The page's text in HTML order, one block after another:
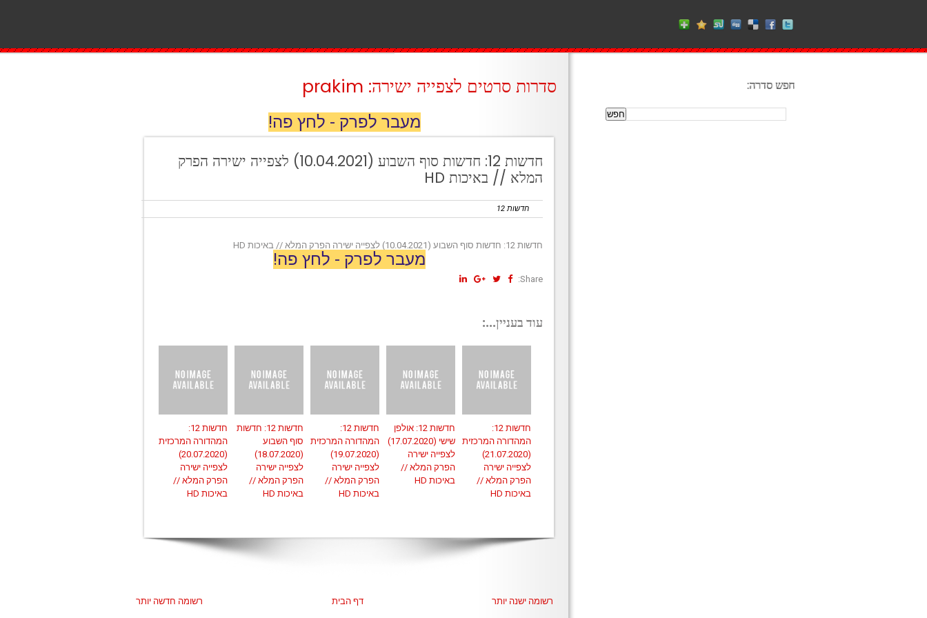
סדרות סרטים לצפייה ישירה: prakim
מעבר לפרק - לחץ פה!
חדשות 12: חדשות סוף השבוע (10.04.2021) לצפייה ישירה הפרק
המלא // באיכות HD
חדשות 12
חדשות 12: חדשות סוף השבוע (10.04.2021) לצפייה ישירה הפרק המלא // באיכות HD
מעבר לפרק - לחץ פה!
Share:
עוד בעניין...:
חדשות 12:
המהדורה המרכזית
(20.07.2020)
לצפייה ישירה
הפרק המלא //
באיכות HD
חדשות 12: חדשות
סוף השבוע
(18.07.2020)
לצפייה ישירה
הפרק המלא //
באיכות HD
חדשות 12:
המהדורה המרכזית
(19.07.2020)
לצפייה ישירה
הפרק המלא //
באיכות HD
חדשות 12: אולפן
שישי (17.07.2020)
לצפייה ישירה
הפרק המלא //
באיכות HD
חדשות 12:
המהדורה המרכזית
(21.07.2020)
לצפייה ישירה
הפרק המלא //
באיכות HD
רשומה חדשה יותר רשומה ישנה יותר דף הבית
חפש סדרה: